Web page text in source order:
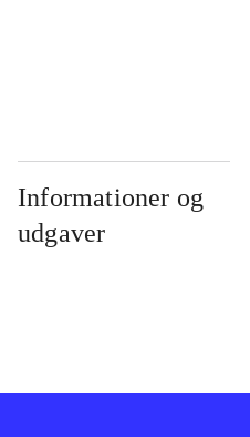
Informationer og
udgaver